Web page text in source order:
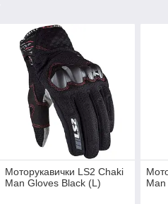
Моторукавички LS2 Chaki
Man Gloves Black (L)